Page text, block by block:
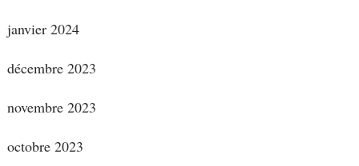
janvier 2024
décembre 2023
novembre 2023
octobre 2023